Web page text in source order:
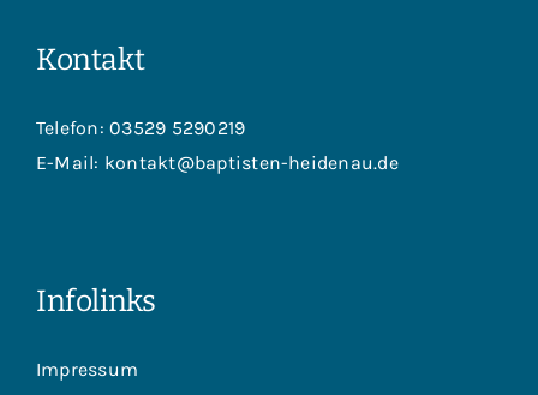
Kontakt
Telefon:03529 5290219
E-Mail: kontakt@baptisten-heidenau.de
Infolinks
Impressum